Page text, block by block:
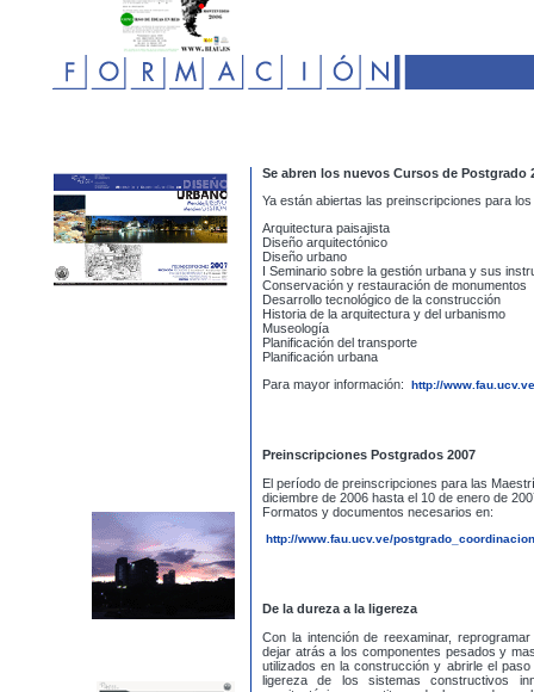
Se abren los nuevos Cursos de Postgrado
Ya están abiertas las preinscripciones para
Arquitectura paisajista
Diseño arquitectónico
Diseño urbano
I Seminario sobre la gestión urbana y sus
Conservación y restauración de monumentos
Desarrollo tecnológico de la construcción
Historia de la arquitectura y del urbanismo
Museología
Planificación del transporte
Planificación urbana
Para mayor información:
http://
Preinscripciones Postgrados 2007
El período de preinscripciones para las
diciembre de 2006 hasta el 10 de enero de
Formatos y documentos necesarios en:
http://www.fau.ucv.ve/
De la dureza a la ligereza
Con la intención de reexaminar,
dejar atrás a los componentes pesados y
utilizados en la construcción y abrirle el
ligereza de los sistemas constructivos